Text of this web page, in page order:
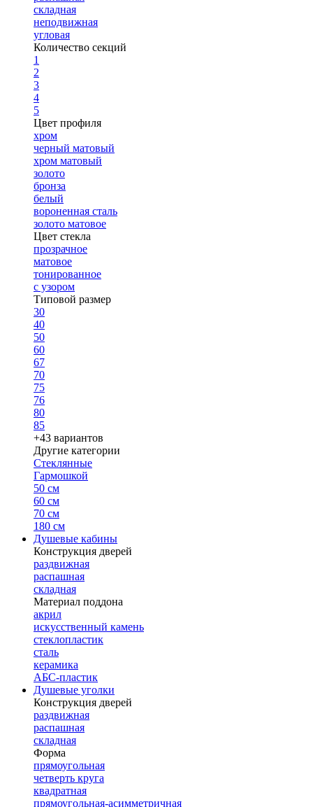
складная
неподвижная
угловая
Количество секций
1
2
3
4
5
Цвет профиля
хром
черный матовый
хром матовый
золото
бронза
белый
вороненная сталь
золото матовое
Цвет стекла
прозрачное
матовое
тонированное
с узором
Типовой размер
30
40
50
60
67
70
75
76
80
85
+43 вариантов
Другие категории
Стеклянные
Гармошкой
50 см
60 см
70 см
180 см
Душевые кабины
Конструкция дверей
раздвижная
распашная
складная
Материал поддона
акрил
искусственный камень
стеклопластик
сталь
керамика
АБС-пластик
Душевые уголки
Конструкция дверей
раздвижная
распашная
складная
Форма
прямоугольная
четверть круга
квадратная
прямоугольная-асимметричная